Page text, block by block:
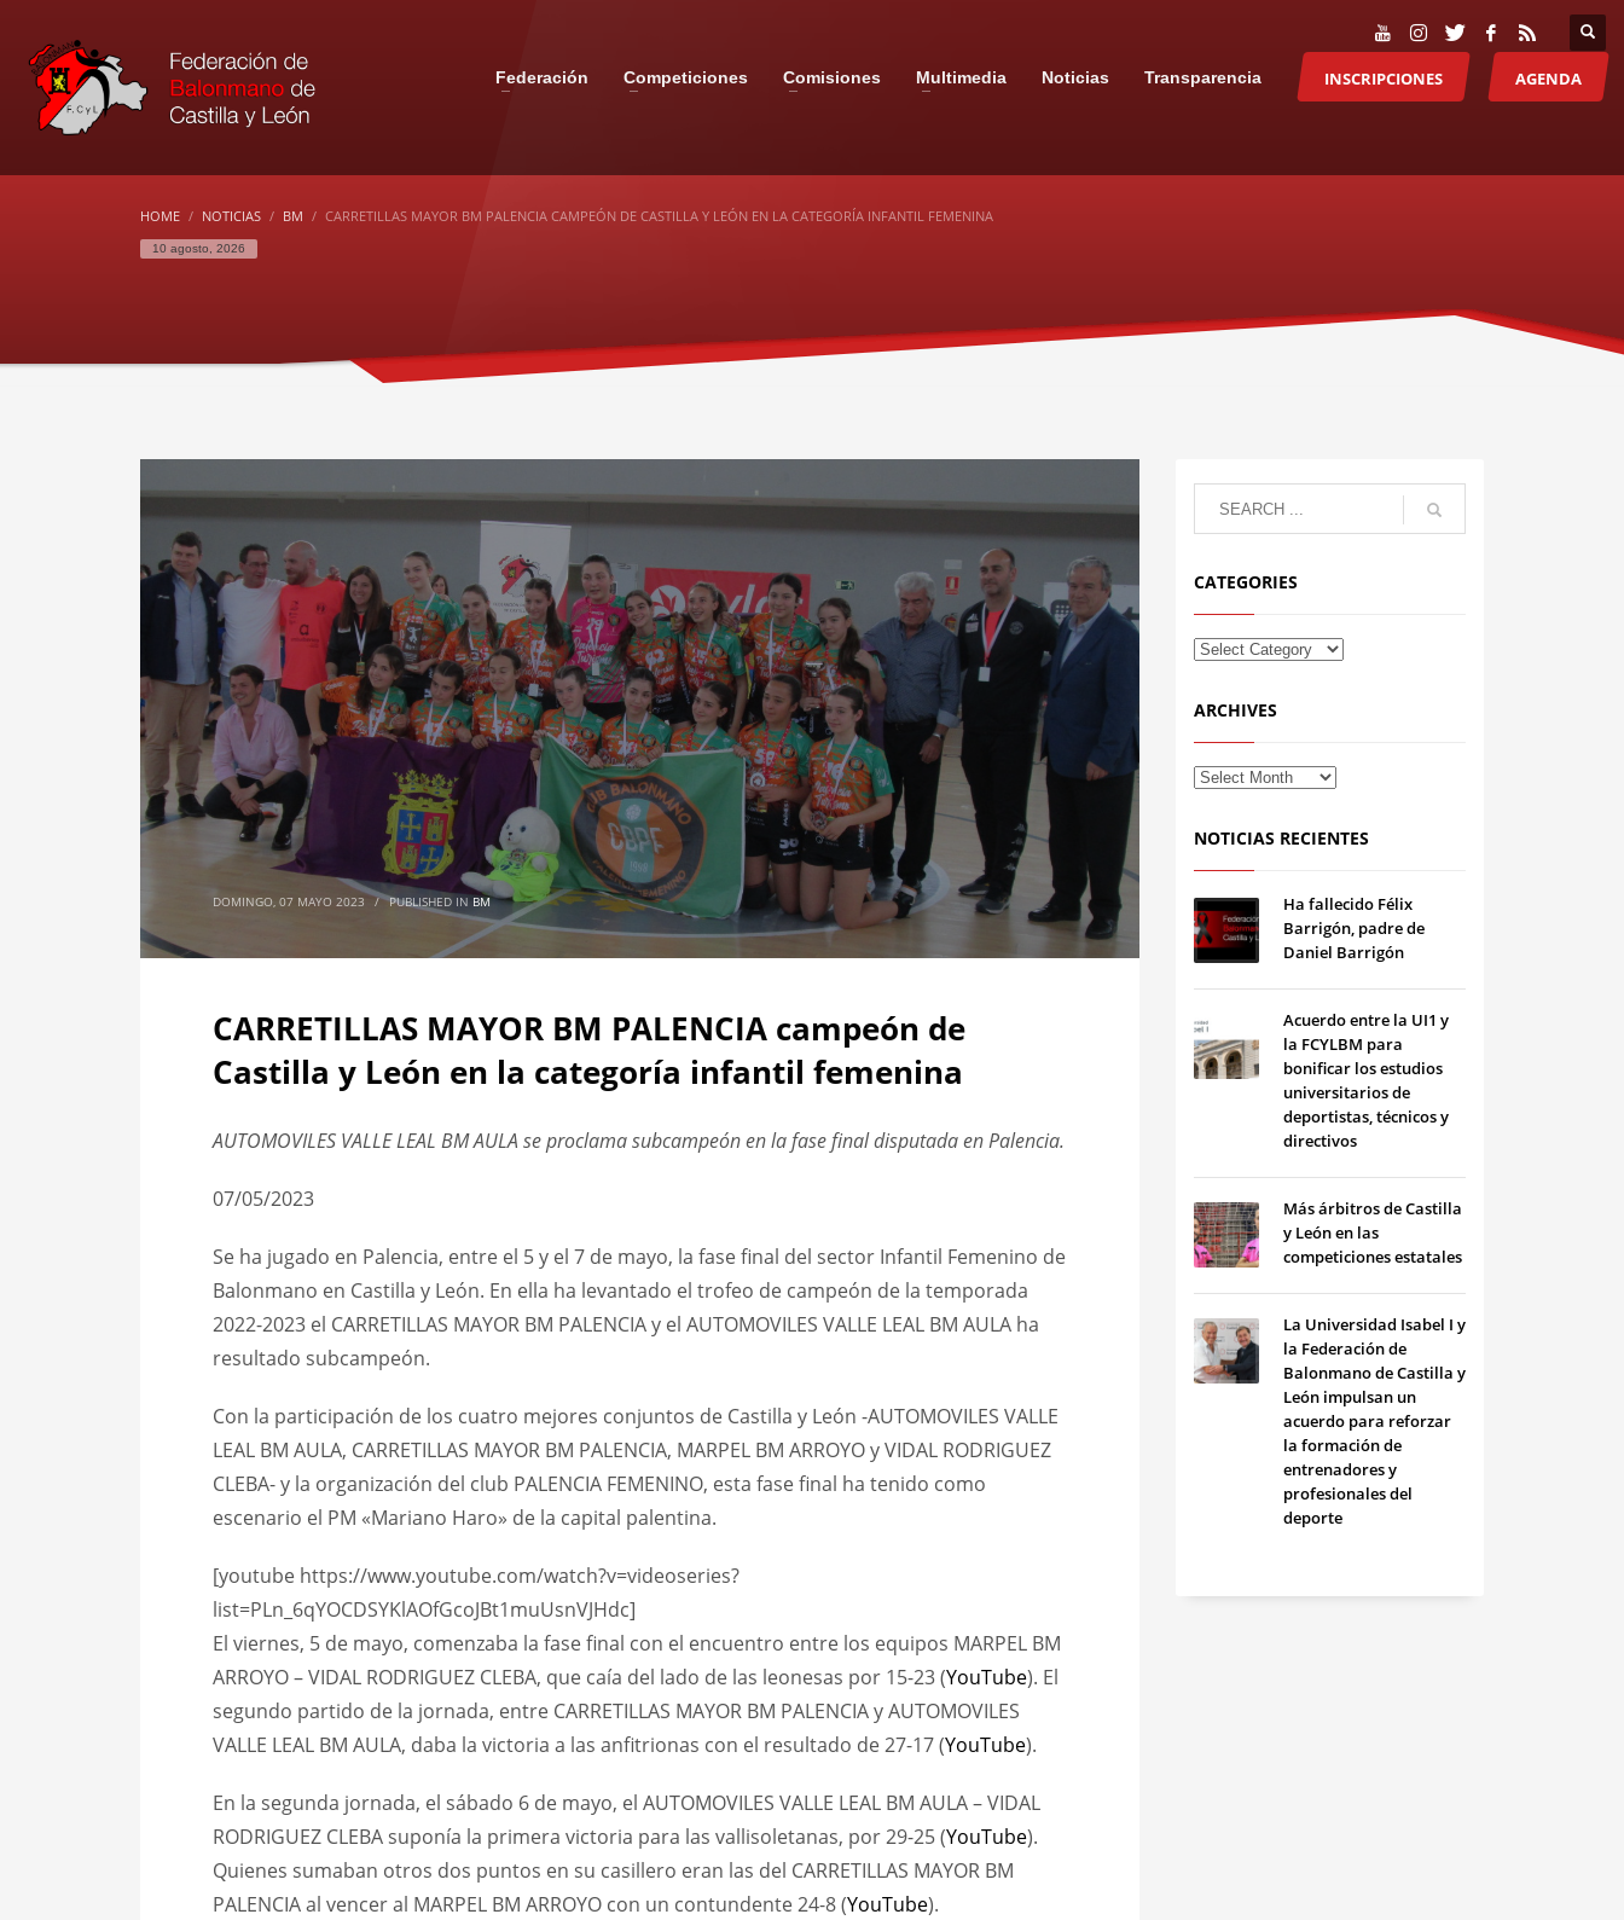
Federación Competiciones Comisiones Multimedia Noticias Transparencia INSCRIPCIONES AGENDA
HOME NOTICIAS BM CARRETILLAS MAYOR BM PALENCIA CAMPEÓN DE CASTILLA Y LEÓN EN LA CATEGORÍA INFANTIL FEMENINA
10 agosto, 2026
DOMINGO, 07 MAYO 2023 / PUBLISHED IN BM
CARRETILLAS MAYOR BM PALENCIA campeón de
Castilla y León en la categoría infantil femenina
AUTOMOVILES VALLE LEAL BM AULA se proclama subcampeón en la fase final disputada en Palencia.
07/05/2023
Se ha jugado en Palencia, entre el 5 y el 7 de mayo, la fase final del sector Infantil Femenino de
Balonmano en Castilla y León. En ella ha levantado el trofeo de campeón de la temporada
2022-2023 el CARRETILLAS MAYOR BM PALENCIA y el AUTOMOVILES VALLE LEAL BM AULA ha
resultado subcampeón.
Con la participación de los cuatro mejores conjuntos de Castilla y León -AUTOMOVILES VALLE
LEAL BM AULA, CARRETILLAS MAYOR BM PALENCIA, MARPEL BM ARROYO y VIDAL RODRIGUEZ
CLEBA- y la organización del club PALENCIA FEMENINO, esta fase final ha tenido como
escenario el PM «Mariano Haro» de la capital palentina.
[youtube https://www.youtube.com/watch?v=videoseries?
list=PLn_6qYOCDSYKlAOfGcoJBt1muUsnVJHdc]
El viernes, 5 de mayo, comenzaba la fase final con el encuentro entre los equipos MARPEL BM
ARROYO – VIDAL RODRIGUEZ CLEBA, que caía del lado de las leonesas por 15-23 (YouTube). El
segundo partido de la jornada, entre CARRETILLAS MAYOR BM PALENCIA y AUTOMOVILES
VALLE LEAL BM AULA, daba la victoria a las anfitrionas con el resultado de 27-17 (YouTube).
En la segunda jornada, el sábado 6 de mayo, el AUTOMOVILES VALLE LEAL BM AULA – VIDAL
RODRIGUEZ CLEBA suponía la primera victoria para las vallisoletanas, por 29-25 (YouTube).
Quienes sumaban otros dos puntos en su casillero eran las del CARRETILLAS MAYOR BM
PALENCIA al vencer al MARPEL BM ARROYO con un contundente 24-8 (YouTube).
CATEGORIES
ARCHIVES
NOTICIAS RECIENTES
Ha fallecido Félix
Barrigón, padre de
Daniel Barrigón
Acuerdo entre la UI1 y
la FCYLBM para
bonificar los estudios
universitarios de
deportistas, técnicos y
directivos
Más árbitros de Castilla
y León en las
competiciones estatales
La Universidad Isabel I y
la Federación de
Balonmano de Castilla y
León impulsan un
acuerdo para reforzar
la formación de
entrenadores y
profesionales del
deporte